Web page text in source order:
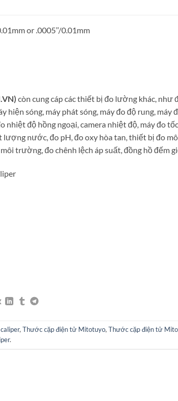
or .0005’’/0.01mm
còn cung cáp các thiết bị đo lường khác, như
hiện sóng, máy phát sóng, máy đo độ rung, máy
nhiệt độ hồng ngoại, camera nhiệt độ, máy đo
lượng nước, đo pH, đo oxy hòa tan, thiết bị đo
trường, đo chênh lệch áp suất, đồng hồ đếm
, Thước cặp điện tử Mitotuyo, Thước cặp điện tử
.